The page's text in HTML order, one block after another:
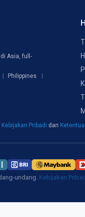
Asia, full-
Philippines
Kebijakan Pribadi dan
undang. Kebijakan